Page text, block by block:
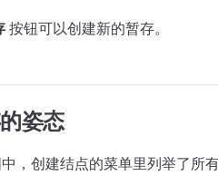
按钮可以创建新的暂存。
姿态
，创建结点的菜单里列举了所